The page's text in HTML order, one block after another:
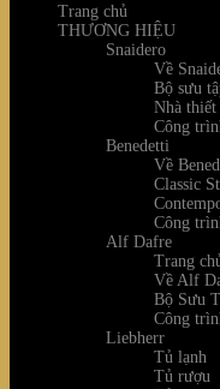
Trang chủ
THƯƠNG HIỆU
Snaidero
Về
Bộ sưu
Nhà thiết
Công
Benedetti
Về
Classic
Công
Alf Dafre
Trang
Về Alf
Bộ Sưu
Công
Liebherr
Tủ lạnh
Tủ rượu